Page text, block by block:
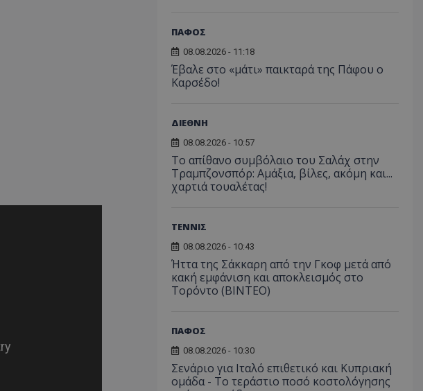
ΠΑΦΟΣ
08.08.2026 - 11:18
Έβαλε στο «μάτι» παικταρά της Πάφου ο
Καρσέδο!
ΔΙΕΘΝΗ
08.08.2026 - 10:57
Το απίθανο συμβόλαιο του Σαλάχ στην
Τραμπζονσπόρ: Αμάξια, βίλες, ακόμη και...
χαρτιά τουαλέτας!
ΤΕΝΝΙΣ
08.08.2026 - 10:43
Ήττα της Σάκκαρη από την Γκοφ μετά από
κακή εμφάνιση και αποκλεισμός στο
Τορόντο (ΒΙΝΤΕΟ)
ΠΑΦΟΣ
08.08.2026 - 10:30
Σενάριο για Ιταλό επιθετικό και Κυπριακή
ομάδα - Το τεράστιο ποσό κοστολόγησης